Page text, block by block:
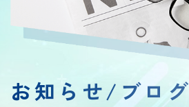
お知らせ/ブログ